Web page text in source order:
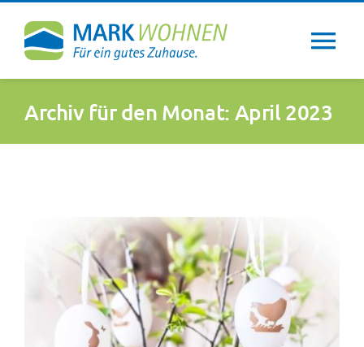
Inhalt
Über uns
Newsletter
Archiv für den Monat: April 2023